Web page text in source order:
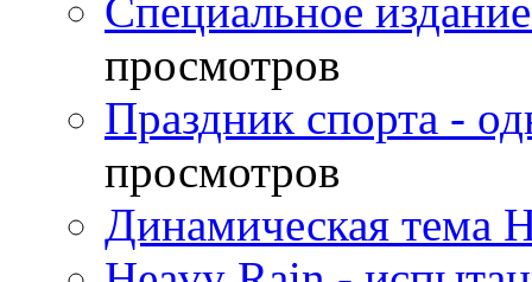
Специальное
просмотров
Праздник спорта -
просмотров
Динамическая тема